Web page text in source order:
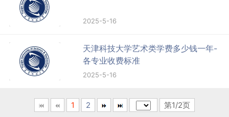
2025-5-16
天津科技大学艺术类学费多少钱一年-
各专业收费标准
2025-5-16
1 2 第1/2页